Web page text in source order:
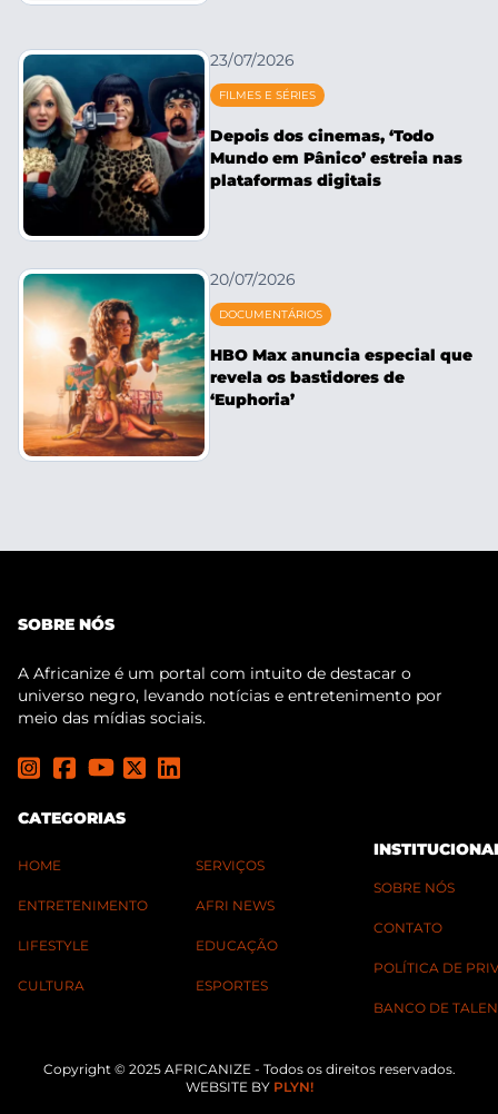
23/07/2026
FILMES E SÉRIES
Depois dos cinemas, ‘Todo
Mundo em Pânico’ estreia nas
plataformas digitais
20/07/2026
DOCUMENTÁRIOS
HBO Max anuncia especial que
revela os bastidores de
‘Euphoria’
SOBRE NÓS
A Africanize é um portal com intuito de destacar o
universo negro, levando notícias e entretenimento por
meio das mídias sociais.
CATEGORIAS
HOME
ENTRETENIMENTO
LIFESTYLE
CULTURA
SERVIÇOS
AFRI NEWS
EDUCAÇÃO
ESPORTES
SOBRE NÓS
CONTATO
POLÍTICA DE
BANCO DE
Copyright © 2025 AFRICANIZE - Todos os direitos reservados.
WEBSITE BY PLYN!